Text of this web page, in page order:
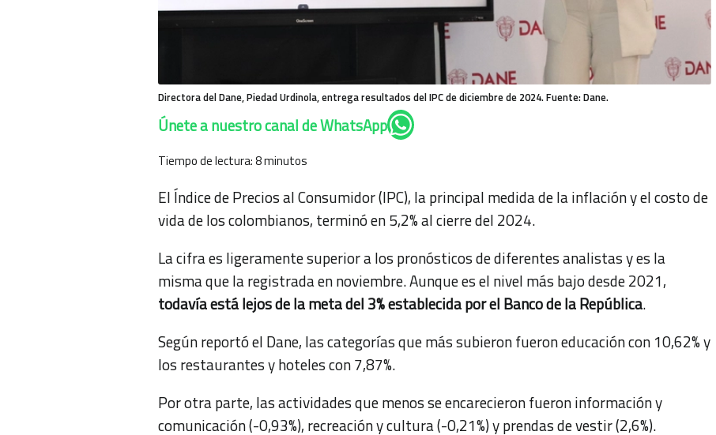
Directora del Dane, Piedad Urdinola, entrega resultados del IPC de diciembre de 2024. Fuente: Dane.
Únete a nuestro canal de WhatsApp
Tiempo de lectura:8minutos
El Índice de Precios al Consumidor (IPC), la principal medida de la inflación y el costo de
vida de los colombianos, terminó en 5,2% al cierre del 2024.
La cifra es ligeramente superior a los pronósticos de diferentes analistas y es la
misma que la registrada en noviembre. Aunque es el nivel más bajo desde 2021,
todavía está lejos de la meta del 3% establecida por el Banco de la República.
Según reportó el Dane, las categorías que más subieron fueron educación con 10,62% y
los restaurantes y hoteles con 7,87%.
Por otra parte, las actividades que menos se encarecieron fueron información y
comunicación (-0,93%), recreación y cultura (-0,21%) y prendas de vestir (2,6%).